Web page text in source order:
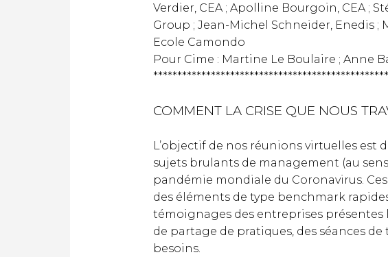
Verdier, CEA ; Apolline Bourgoin, CEA ;
Group ; Jean-Michel Schneider, Enedis ;
Ecole Camondo
Pour Cime : Martine Le Boulaire ; Anne
COMMENT LA CRISE QUE NOUS
L’objectif de nos réunions virtuelles est
sujets brulants de management (au
pandémie mondiale du Coronavirus.
des éléments de type benchmark
témoignages des entreprises présentes
de partage de pratiques, des séances
besoins.